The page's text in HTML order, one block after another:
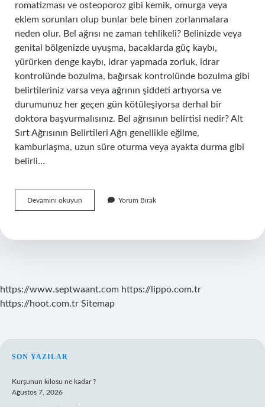
romatizması ve osteoporoz gibi kemik, omurga veya
eklem sorunları olup bunlar bele binen zorlanmalara
neden olur. Bel ağrısı ne zaman tehlikeli? Belinizde veya
genital bölgenizde uyuşma, bacaklarda güç kaybı,
yürürken denge kaybı, idrar yapmada zorluk, idrar
kontrolünde bozulma, bağırsak kontrolünde bozulma gibi
belirtileriniz varsa veya ağrının şiddeti artıyorsa ve
durumunuz her geçen gün kötüleşiyorsa derhal bir
doktora başvurmalısınız. Bel ağrısının belirtisi nedir? Alt
Sırt Ağrısının Belirtileri Ağrı genellikle eğilme,
kamburlaşma, uzun süre oturma veya ayakta durma gibi
belirli…
Devamını okuyun
Hastalıkları
Yorum Bırak
https://www.septwaant.com https://lippo.com.tr
https://hoot.com.tr Sitemap
SIDEBAR
SON YAZILAR
Kurşunun kilosu ne kadar ?
Ağustos 7, 2026